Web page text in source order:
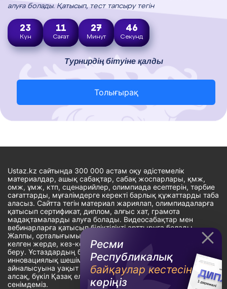
Ресми
Республикалық
байқаулар кестесін
көріңіз
алуға болады. Қатысып, тест тапсыру тегін
23
Күн
11
Сағат
27
Минут
45
Секунд
Турнирдің бітуіне қалды
Толығырақ
Ustaz.kz сайтында 300 000 астам оқу әдістемелік
материалдар, ашық сабақтар, сабақ жоспарлары, қмж,
омж, ұмж, ктп, сценарийлер, олимпиада есептерін, тәрбие
сағаттарды, мұғалімдерге керекті барлық құжаттарды таба
аласыз. Сайтта тегін материал жариялап, олимпиадаларға
қатысып сертификат, диплом, алғыс хат, грамота
мадақтамаларды алуға болады. Видеосабақтар мен
вебинарларға қатысып біліктілікті арттыруға болады.
Жалпы, орталығымыздың басты мақсаты: ұстаздарға кез-
келген жерде, кез-келген уақытта білім алуына мүмкіндік
беру. Ұстаздардың барлық өзекті мәселелеріне
инновациялық шешім тауып, шығармашылық жұмыспен
айналысуына уақыт сыйлау. «Ұстаздарға сапалы білім бере
алсақ, бүкіл Қазақ еліне білім бере аламыз» - деген
сенімдеміз.